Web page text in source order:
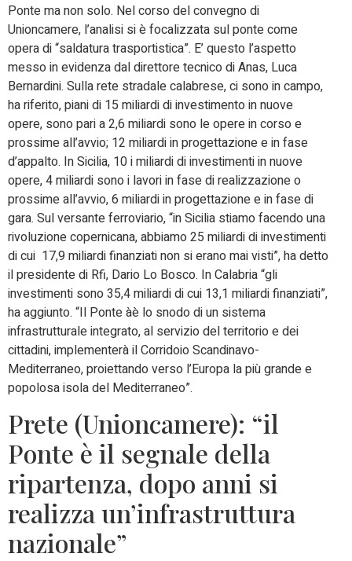
Ponte ma non solo. Nel corso del convegno di
Unioncamere, l’analisi si è focalizzata sul ponte come
opera di “saldatura trasportistica”. E’ questo l’aspetto
messo in evidenza dal direttore tecnico di Anas, Luca
Bernardini. Sulla rete stradale calabrese, ci sono in campo,
ha riferito, piani di 15 miliardi di investimento in nuove
opere, sono pari a 2,6 miliardi sono le opere in corso e
prossime all’avvio; 12 miliardi in progettazione e in fase
d’appalto. In Sicilia, 10 i miliardi di investimenti in nuove
opere, 4 miliardi sono i lavori in fase di realizzazione o
prossime all’avvio, 6 miliardi in progettazione e in fase di
gara. Sul versante ferroviario, “in Sicilia stiamo facendo una
rivoluzione copernicana, abbiamo 25 miliardi di investimenti
di cui 17,9 miliardi finanziati non si erano mai visti”, ha detto
il presidente di Rfi, Dario Lo Bosco. In Calabria “gli
investimenti sono 35,4 miliardi di cui 13,1 miliardi finanziati”,
ha aggiunto. “Il Ponte àè lo snodo di un sistema
infrastrutturale integrato, al servizio del territorio e dei
cittadini, implementerà il Corridoio Scandinavo-
Mediterraneo, proiettando verso l’Europa la più grande e
popolosa isola del Mediterraneo”.
Prete (Unioncamere): “il
Ponte è il segnale della
ripartenza, dopo anni si
realizza un’infrastruttura
nazionale”